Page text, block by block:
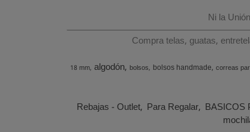
Ni la
Compra telas, guatas,
18 mm algodón bolsos bolsos handmade correas
Rebajas - Outlet Para Regalar BASICOS